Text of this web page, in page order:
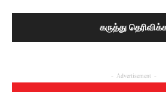
- Advertisement -